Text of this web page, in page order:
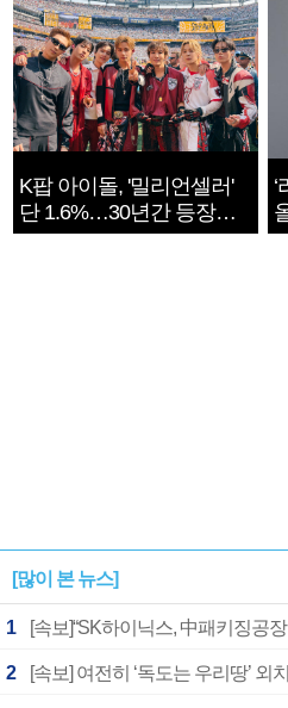
K팝 아이돌, '밀리언셀러'
단 1.6%…30년간 등장
1182개팀 전수조사
[많이 본 뉴스]
1 [속보]“SK하이닉스, 中패키징공
2